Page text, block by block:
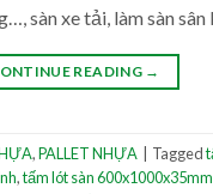
sàn xe tải, làm sàn
READING →
,PALLET NHỰA Tagged
,tấm lót sàn 600x1000x35mm